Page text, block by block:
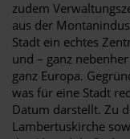
zudem
aus der
Stadt ein echtes
und – ganz
ganz Europa.
was für eine Stadt
Datum darstellt. Zu
Lambertuskirche